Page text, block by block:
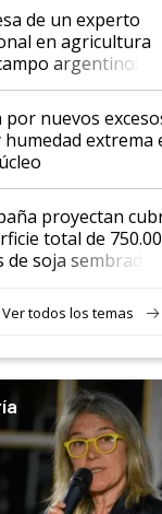
de un experto
en agricultura
argentino:
impresionado"
por nuevos
humedad extrema
proyectan
total de
soja sembradas
que marcan un
en genética y
Ver todos los temas